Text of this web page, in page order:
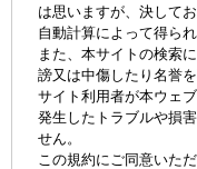
は思いますが、決して
自動計算によって得られ
また、本サイトの検索
謗又は中傷したり名誉
サイト利用者が本ウェ
発生したトラブルや損
せん。
この規約にご同意いた